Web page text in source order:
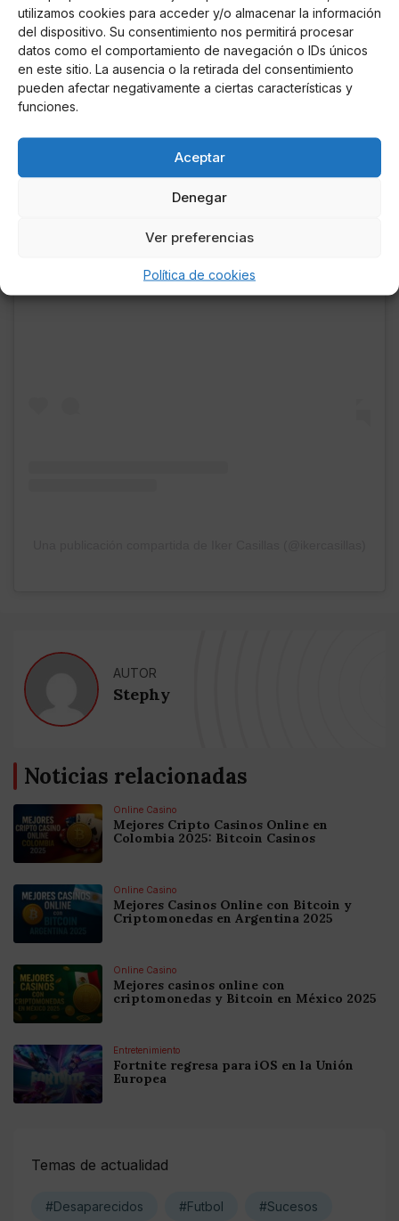
utilizamos cookies para acceder y/o almacenar la información
del dispositivo. Su consentimiento nos permitirá procesar
datos como el comportamiento de navegación o IDs únicos
en este sitio. La ausencia o la retirada del consentimiento
pueden afectar negativamente a ciertas características y
funciones.
Aceptar
Denegar
Ver preferencias
Política de cookies
AUTOR
Stephy
Noticias relacionadas
Online Casino
Mejores Cripto Casinos Online en
Colombia 2025: Bitcoin Casinos
Online Casino
Mejores Casinos Online con Bitcoin y
Criptomonedas en Argentina 2025
Online Casino
Mejores casinos online con
criptomonedas y Bitcoin en México 2025
Entretenimiento
Fortnite regresa para iOS en la Unión
Europea
Temas de actualidad
#Desaparecidos #Futbol #Sucesos